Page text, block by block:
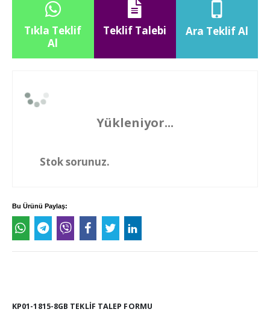
Tıkla Teklif
Al
Teklif Talebi Ara Teklif Al
Yükleniyor...
Stok sorunuz.
Bu Ürünü Paylaş:
KP01-1815-8GB TEKLIF TALEP FORMU